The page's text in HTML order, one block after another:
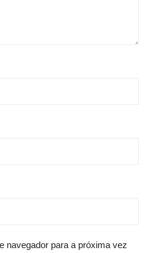
navegador para a próxima vez